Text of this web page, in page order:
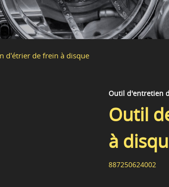
d'étrier de frein à disque
Outil d'entretien
Outil
à
887250624002